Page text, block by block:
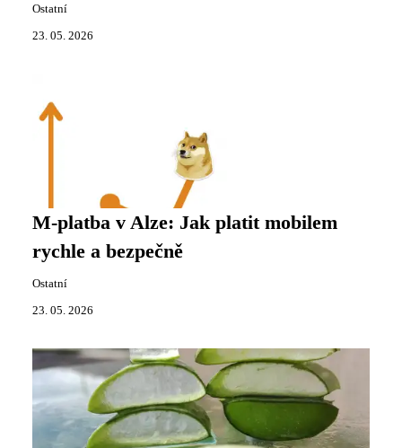
Ostatní
23. 05. 2026
M-platba v Alze: Jak platit mobilem
rychle a bezpečně
Ostatní
23. 05. 2026